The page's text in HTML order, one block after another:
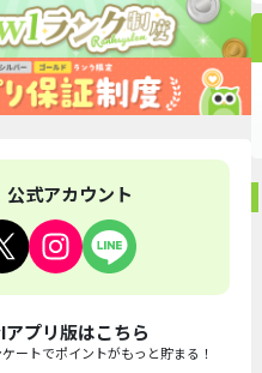
公式アカウント
プリ版はこちら
ートでポイントがもっと貯まる！